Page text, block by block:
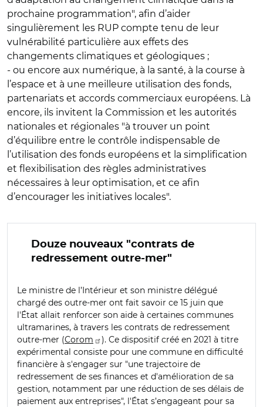
prochaine programmation", afin d’aider
singulièrement les RUP compte tenu de leur
vulnérabilité particulière aux effets des
changements climatiques et géologiques ;
- ou encore aux numérique, à la santé, à la course à
l’espace et à une meilleure utilisation des fonds,
partenariats et accords commerciaux européens. Là
encore, ils invitent la Commission et les autorités
nationales et régionales "à trouver un point
d’équilibre entre le contrôle indispensable de
l’utilisation des fonds européens et la simplification
et flexibilisation des règles administratives
nécessaires à leur optimisation, et ce afin
d’encourager les initiatives locales".
Douze nouveaux "contrats de
redressement outre-mer"
Le ministre de l’Intérieur et son ministre délégué
chargé des outre-mer ont fait savoir ce 15 juin que
l'État allait renforcer son aide à certaines communes
ultramarines, à travers les contrats de redressement
outre-mer (Corom
). Ce dispositif créé en 2021 à titre
expérimental consiste pour une commune en difficulté
financière à s'engager sur "une trajectoire de
redressement de ses finances et d'amélioration de sa
gestion, notamment par une réduction de ses délais de
paiement aux entreprises", l'État s’engageant pour sa